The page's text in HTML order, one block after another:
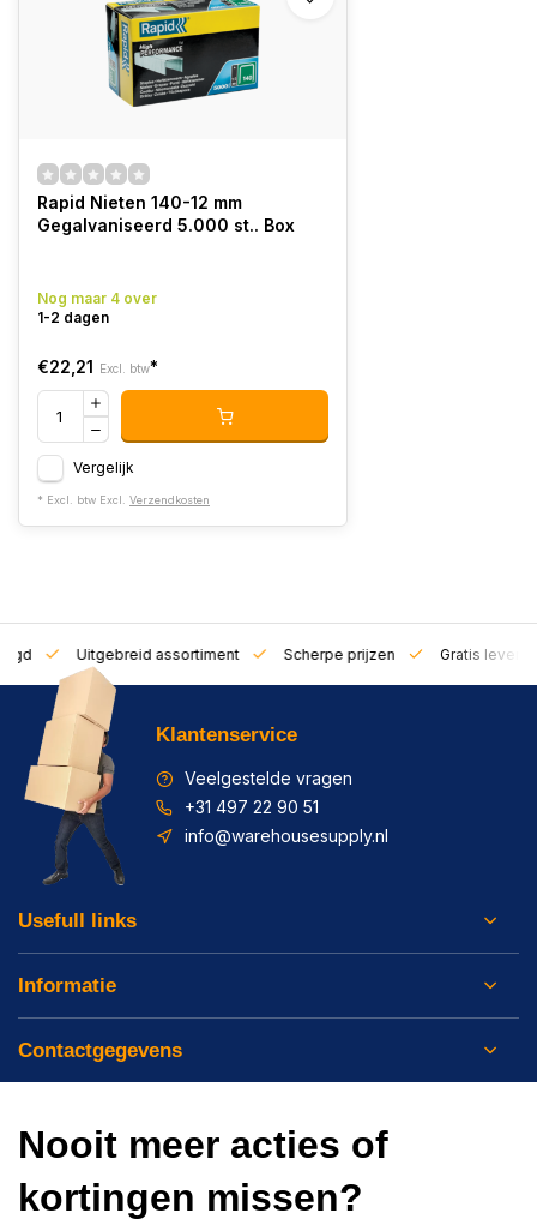
Rapid Nieten 140-12 mm
Gegalvaniseerd 5.000 st.. Box
Nog maar 4 over
1-2 dagen
€22,21 Excl. btw*
Vergelijk
* Excl. btw Excl. Verzendkosten
Uitgebreid assortiment Scherpe prijzen Gratis
Klantenservice
Veelgestelde vragen
+31 497 22 90 51
info@warehousesupply.nl
Usefull links
Informatie
Contactgegevens
Nooit meer acties of
kortingen missen?